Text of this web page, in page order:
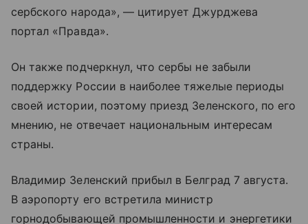
сербского народа», — цитирует Джурджева
портал «Правда».
Он также подчеркнул, что сербы не забыли
поддержку России в наиболее тяжелые периоды
своей истории, поэтому приезд Зеленского, по его
мнению, не отвечает национальным интересам
страны.
Владимир Зеленский прибыл в Белград 7 августа.
В аэропорту его встретила министр
горнодобывающей промышленности и энергетики